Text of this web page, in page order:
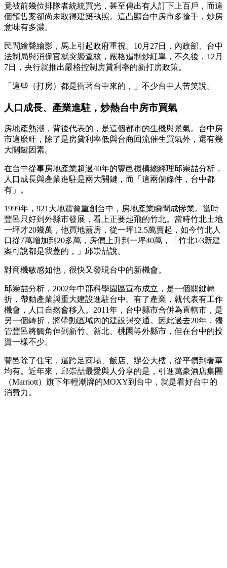
竟被前幾位排隊者統統買光，甚至傳出有人訂下上百戶，而這
個預售案卻尚未取得建築執照。這凸顯台中房市多搶手，炒房
意味有多濃。
民間繪聲繪影，馬上引起政府重視。10月27日，內政部、台中
法制局與消保官就突襲查核，嚴格遏制炒紅單，不久後，12月
7日，央行就推出嚴格控制房貸利率的新打房政策。
「這些（打房）都是衝著台中來的，」不少台中人苦笑說。
人口成長、產業進駐，炒熱台中房市買氣
房地產熱潮，背後代表的，是這個都市的生機與景氣。台中房
市這麼旺，除了是房貸利率低與台商回流催生買氣外，還有幾
大關鍵因素。
在台中從事房地產業超過40年的豐邑機構總經理邱崇喆分析，
人口成長與產業進駐是兩大關鍵，而「這兩個條件，台中都
有」。
1999年，921大地震曾重創台中，房地產業瞬間成慘業。當時
豐邑只好到外縣市發展，看上正要起飛的竹北。當時竹北土地
一坪才20幾萬，他買地蓋房，從一坪12.5萬賣起，如今竹北人
口從7萬增加到20多萬，房價上升到一坪40萬，「竹北1∕3新建
案可說都是我蓋的，」邱崇喆說。
對商機敏感如他，很快又發現台中的新機會。
邱崇喆分析，2002年中部科學園區宣布成立，是一個關鍵轉
折，帶動產業與重大建設進駐台中。有了產業，就代表有工作
機會，人口自然會移入。2011年，台中縣市合併為直轄市，是
另一個轉折，將帶動區域內的建設與交通。因此過去20年，儘
管豐邑將觸角伸到新竹、新北、桃園等外縣市，但在台中的投
資一樣不少。
豐邑除了住宅，還跨足商場、飯店、辦公大樓，從平價到奢華
均有。近年來，邱崇喆最愛與人分享的是，引進萬豪酒店集團
（Marriott）旗下年輕潮牌的MOXY到台中，就是看好台中的
消費力。